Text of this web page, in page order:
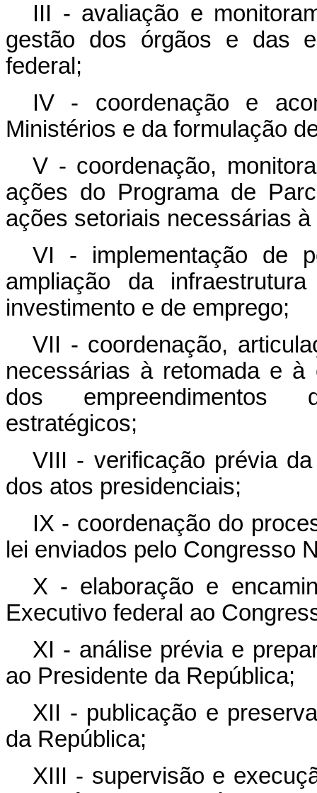
III - avaliação e
gestão dos órgãos e das
federal;
IV - coordenação e
Ministérios e da formulação
V - coordenação,
ações do Programa de
ações setoriais necessárias
VI - implementação de
ampliação da
investimento e de emprego;
VII - coordenação,
necessárias à retomada e
dos empreendimentos
estratégicos;
VIII - verificação prévia
dos atos presidenciais;
IX - coordenação do
lei enviados pelo Congresso
X - elaboração e
Executivo federal ao
XI - análise prévia e
ao Presidente da República;
XII - publicação e
da República;
XIII - supervisão e